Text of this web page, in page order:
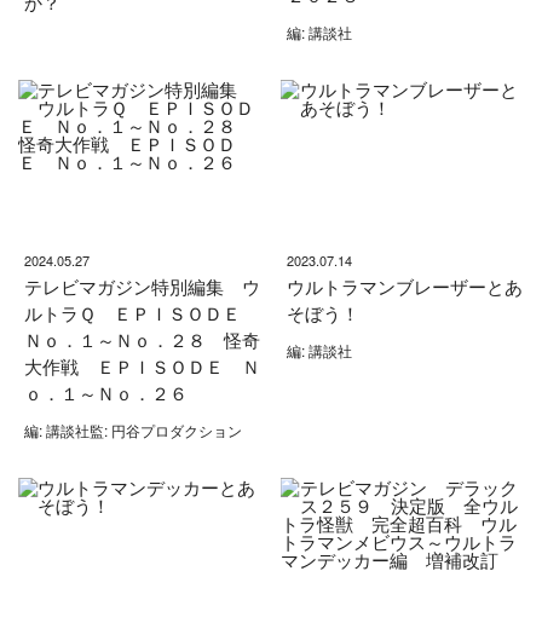
編: 講談社
2024.05.27
テレビマガジン特別編集 ウ
ルトラＱ ＥＰＩＳＯＤＥ
Ｎｏ．１～Ｎｏ．２８ 怪奇
大作戦 ＥＰＩＳＯＤＥ Ｎ
ｏ．１～Ｎｏ．２６
編: 講談社監: 円谷プロダクション
2023.07.14
ウルトラマンブレーザーとあ
そぼう！
編: 講談社